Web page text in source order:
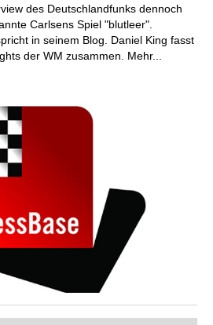
des Deutschlandfunks dennoch
Carlsens Spiel "blutleer".
in seinem Blog. Daniel King fasst
der WM zusammen. Mehr...